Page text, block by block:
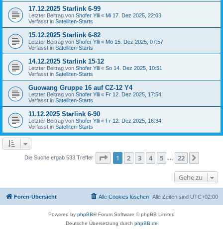
17.12.2025 Starlink 6-99
Letzter Beitrag von Shofer Ylli « Mi 17. Dez 2025, 22:03
Verfasst in Satelliten-Starts
15.12.2025 Starlink 6-82
Letzter Beitrag von Shofer Ylli « Mo 15. Dez 2025, 07:57
Verfasst in Satelliten-Starts
14.12.2025 Starlink 15-12
Letzter Beitrag von Shofer Ylli « So 14. Dez 2025, 10:51
Verfasst in Satelliten-Starts
Guowang Gruppe 16 auf CZ-12 Y4
Letzter Beitrag von Shofer Ylli « Fr 12. Dez 2025, 17:54
Verfasst in Satelliten-Starts
11.12.2025 Starlink 6-90
Letzter Beitrag von Shofer Ylli « Fr 12. Dez 2025, 16:34
Verfasst in Satelliten-Starts
Die Suche ergab 533 Treffer Seite 1von 22
1 2 3 4 5 22
Gehe zu
Foren-Übersicht Alle Zeiten sind UTC+02:00
Alle Cookies löschen
Powered by phpBB® Forum Software © phpBB Limited
Deutsche Übersetzung durch phpBB.de